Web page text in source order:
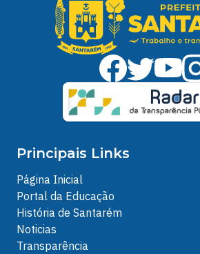
Principais Links
Página Inicial
Portal da Educação
História de Santarém
Noticias
Transparência